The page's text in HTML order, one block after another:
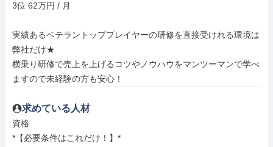
3位 62万円 / 月
実績あるベテラントッププレイヤーの研修を直接受けれる環境は
弊社だけ★
横乗り研修で売上を上げるコツやノウハウをマンツーマンで学べ
ますので未経験の方も安心！
求めている人材
資格
*【必要条件はこれだけ！】*